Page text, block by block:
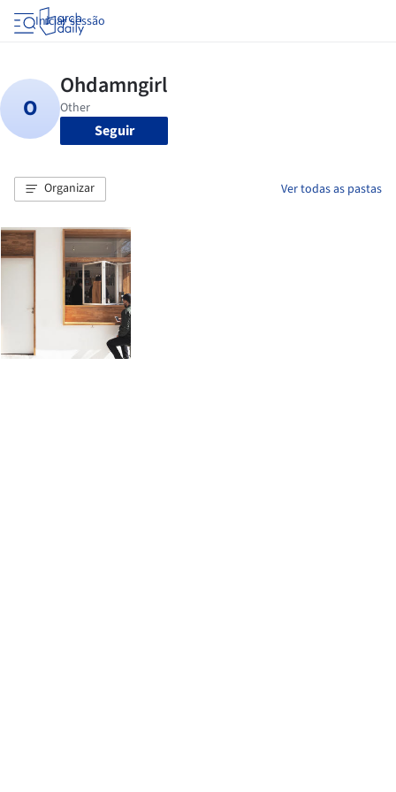
Iniciar sessão
Seguir
Organizar Ver todas as pastas